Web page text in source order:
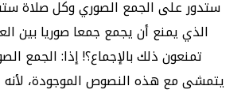
ستدور على الجمع الصوري وكل صلاة
الذي يمنع أن يجمع جمعا صوريا بين
تمنعون ذلك بالإجماع؟! إذا: الجمع
يتمشى مع هذه النصوص الموجودة، لأنه